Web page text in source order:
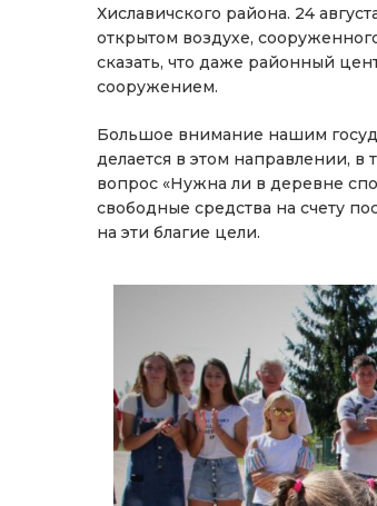
Хиславичского района. 24
открытом воздухе,
сказать, что даже районный
сооружением.
Большое внимание нашим
делается в этом направлении, в
вопрос «Нужна ли в деревне
свободные средства на счету
на эти благие цели.